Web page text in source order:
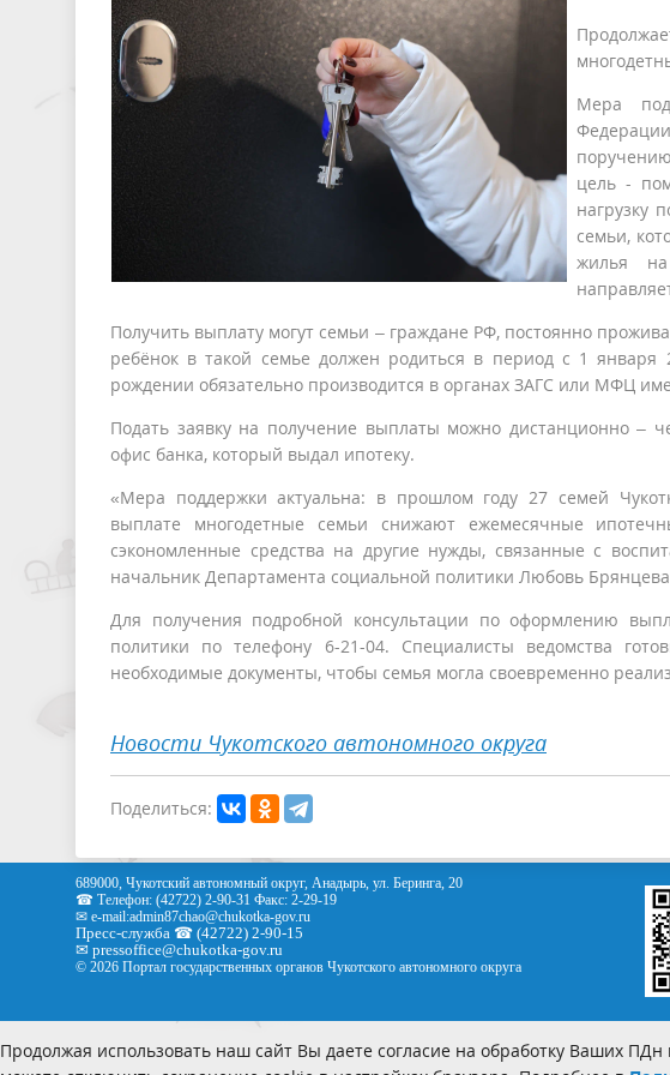
Мера
цель -
нагрузку
семьи,
жилья
Получить выплату могут семьи – граждане РФ, постоянно
ребёнок в такой семье должен родиться в период с 1 января
рождении обязательно производится в органах ЗАГС или МФЦ
Подать заявку на получение выплаты можно дистанционно –
офис банка, который выдал ипотеку.
«Мера поддержки актуальна: в прошлом году 27 семей
выплате многодетные семьи снижают ежемесячные
сэкономленные средства на другие нужды, связанные с
начальник Департамента социальной политики Любовь
Для получения подробной консультации по оформлению
политики по телефону 6-21-04. Специалисты ведомства
необходимые документы, чтобы семья могла своевременно
Новости Чукотского автономного округа
Поделиться:
689000, Чукотский автономный округ, Анадырь, ул. Беринга, 20
☎ Телефон: (42722) 2-90-31 Факс: 2-29-19
✉ e-mail:admin87chao@chukotka-gov.ru
Пресс-служба ☎ (42722) 2-90-15
✉ pressoffice@chukotka-gov.ru
© 2026 Портал государственных органов Чукотского автономного округа
Продолжая использовать наш сайт Вы даете согласие на обработку Ваших